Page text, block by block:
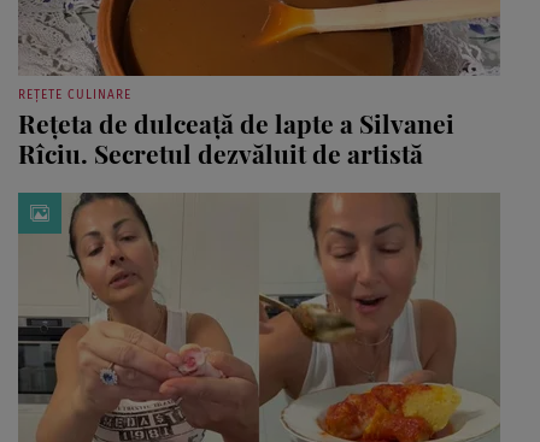
REȚETE CULINARE
Rețeta de dulceață de lapte a Silvanei
Rîciu. Secretul dezvăluit de artistă